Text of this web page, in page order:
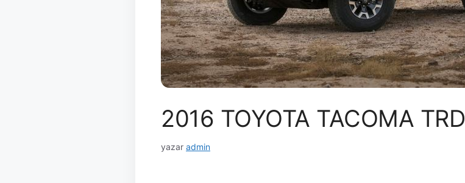
2016 TOYOTA TACOMA TRD
yazar admin